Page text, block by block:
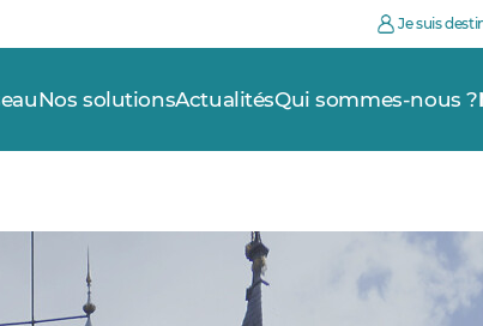
Je suis
Nos solutionsActualitésQui sommes-nous ?